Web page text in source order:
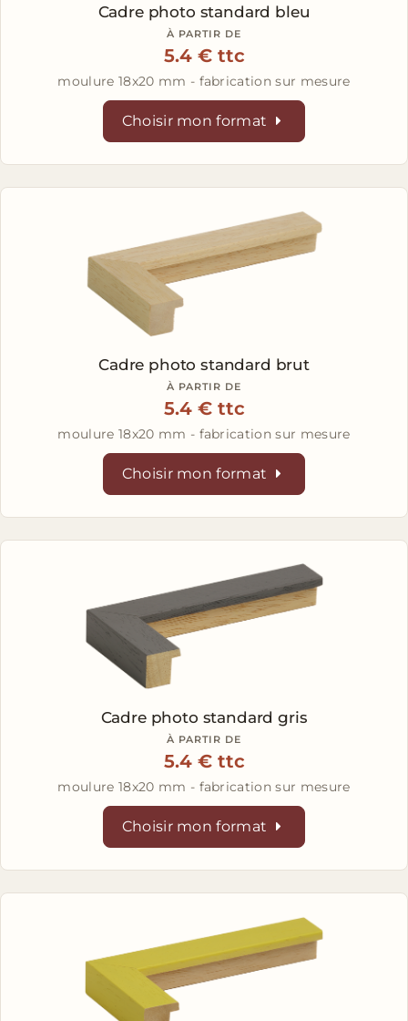
Cadre photo standard bleu
À PARTIR DE
5.4 € ttc
moulure 18x20 mm - fabrication sur mesure
Choisir mon format
Cadre photo standard brut
À PARTIR DE
5.4 € ttc
moulure 18x20 mm - fabrication sur mesure
Choisir mon format
Cadre photo standard gris
À PARTIR DE
5.4 € ttc
moulure 18x20 mm - fabrication sur mesure
Choisir mon format